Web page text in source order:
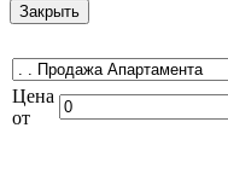
Закрыть
Цена
от